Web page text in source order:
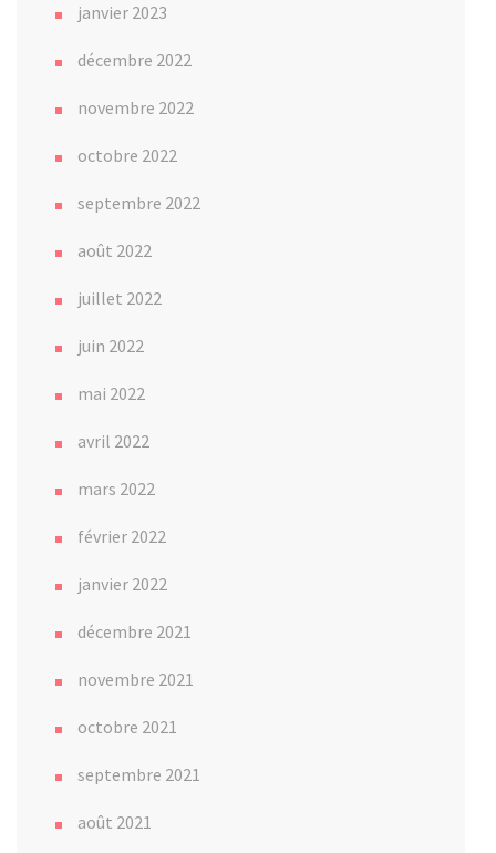
janvier 2023
décembre 2022
novembre 2022
octobre 2022
septembre 2022
août 2022
juillet 2022
juin 2022
mai 2022
avril 2022
mars 2022
février 2022
janvier 2022
décembre 2021
novembre 2021
octobre 2021
septembre 2021
août 2021